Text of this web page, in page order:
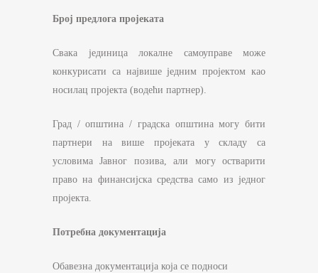
Број предлога пројеката
Свака јединица локалне самоуправе може
конкурисати са највише једним пројектом као
носилац пројекта (водећи партнер).
Град / општина / градска општина могу бити
партнери на више пројеката у складу са
условима Јавног позива, али могу остварити
право на финансијска средства само из једног
пројекта.
Потребна документација
Обавезна документација која се подноси